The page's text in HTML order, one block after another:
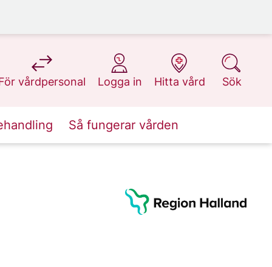
vårdpersonal
på 1177.se
Logga in
på 1177.se
Hitta vård
på 1177.se
Sök
på 1177.se
Så fungerar vården